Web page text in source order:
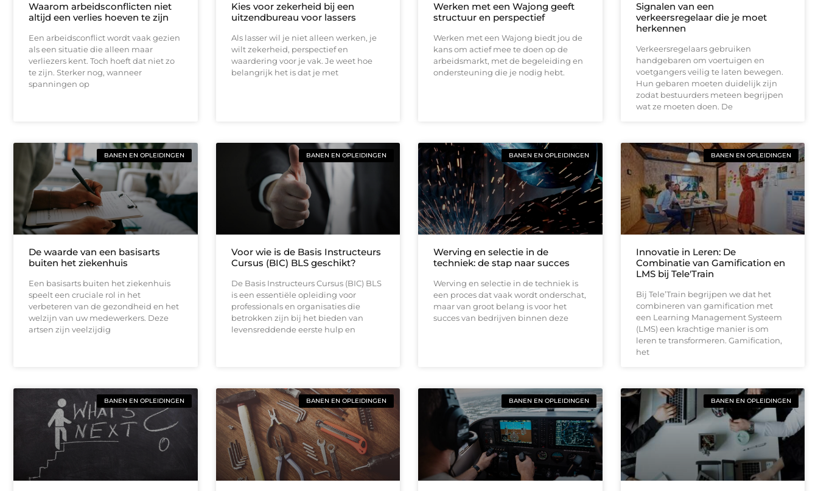
Waarom arbeidsconflicten niet
altijd een verlies hoeven te zijn
Een arbeidsconflict wordt vaak gezien
als een situatie die alleen maar
verliezers kent. Toch hoeft dat niet zo
te zijn. Sterker nog, wanneer
spanningen op
Kies voor zekerheid bij een
uitzendbureau voor lassers
Als lasser wil je niet alleen werken, je
wilt zekerheid, perspectief en
waardering voor je vak. Je weet hoe
belangrijk het is dat je met
Werken met een Wajong geeft
structuur en perspectief
Werken met een Wajong biedt jou de
kans om actief mee te doen op de
arbeidsmarkt, met de begeleiding en
ondersteuning die je nodig hebt.
Signalen van een
verkeersregelaar die je moet
herkennen
Verkeersregelaars gebruiken
handgebaren om voertuigen en
voetgangers veilig te laten bewegen.
Hun gebaren moeten duidelijk zijn
zodat bestuurders meteen begrijpen
wat ze moeten doen. De
BANEN EN OPLEIDINGEN
De waarde van een basisarts
buiten het ziekenhuis
Een basisarts buiten het ziekenhuis
speelt een cruciale rol in het
verbeteren van de gezondheid en het
welzijn van uw medewerkers. Deze
artsen zijn veelzijdig
BANEN EN OPLEIDINGEN
Voor wie is de Basis Instructeurs
Cursus (BIC) BLS geschikt?
De Basis Instructeurs Cursus (BIC) BLS
is een essentiële opleiding voor
professionals en organisaties die
betrokken zijn bij het bieden van
levensreddende eerste hulp en
BANEN EN OPLEIDINGEN
Werving en selectie in de
techniek: de stap naar succes
Werving en selectie in de techniek is
een proces dat vaak wordt onderschat,
maar van groot belang is voor het
succes van bedrijven binnen deze
BANEN EN OPLEIDINGEN
Innovatie in Leren: De
Combinatie van Gamification en
LMS bij Tele'Train
Bij Tele’Train begrijpen we dat het
combineren van gamification met
een Learning Management Systeem
(LMS) een krachtige manier is om
leren te transformeren. Gamification,
het
BANEN EN OPLEIDINGEN BANEN EN OPLEIDINGEN BANEN EN OPLEIDINGEN BANEN EN OPLEIDINGEN